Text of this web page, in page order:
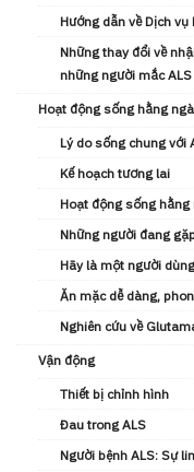
Hướng dẫn về Dịch
Những thay đổi về
những người mắc
Hoạt động sống hằng
Lý do sống chung với
Kế hoạch tương lai
Hoạt động sống hằng
Những người đang
Hãy là một người
Ăn mặc dễ dàng,
Nghiên cứu về
Vận động
Thiết bị chỉnh hình
Đau trong ALS
Người bệnh ALS: Sự